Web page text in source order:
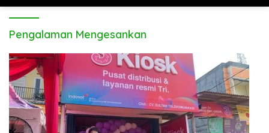
Pengalaman Mengesankan